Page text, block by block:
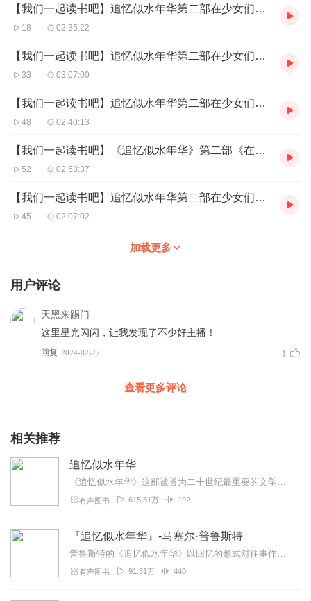
【我们一起读书吧】追忆似水年华第二部在少女们身旁第十场
18 02:35:22
【我们一起读书吧】追忆似水年华第二部在少女们身旁第九场
33 03:07:00
【我们一起读书吧】追忆似水年华第二部在少女们身旁第八场
48 02:40:13
【我们一起读书吧】《追忆似水年华》第二部《在少女们身旁》第七场。
52 02:53:37
【我们一起读书吧】追忆似水年华第二部在少女们身旁第六场
45 02:07:02
加载更多
用户评论
天黑来踢门
这里星光闪闪，让我发现了不少好主播！
回复 2024-02-27 1
查看更多评论
相关推荐
追忆似水年华
《追忆似水年华》这部被誉为二十世纪最重要的文学作品之一的长篇巨著，以其出色的对心灵追索的描写和卓越的意识流技巧而风靡世界，并奠定了它在当代世界文学中的地位。《...
有声图书 615.31万 192
『追忆似水年华』-马塞尔·普鲁斯特
普鲁斯特的《追忆似水年华》以回忆的形式对往事作了回顾，有童年的回忆、家庭生活、初恋与失恋、历史事件的观察、以及对艺术的见解和对时空的认识等等。时...
有声图书 91.31万 440